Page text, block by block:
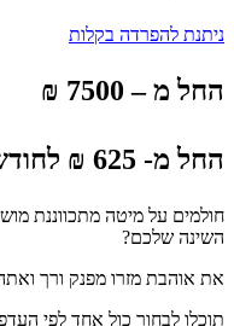
ניתנת להפרדה בקלות
החל מ – 7500 ₪
החל מ- 625 ₪ לחודש * 12 תשלומים
חולמים על מיטה מתכווננת
השינה שלכם?
את אוהבת מזרו מפנק ורך
תוכלו לבחור כול אחד לפי